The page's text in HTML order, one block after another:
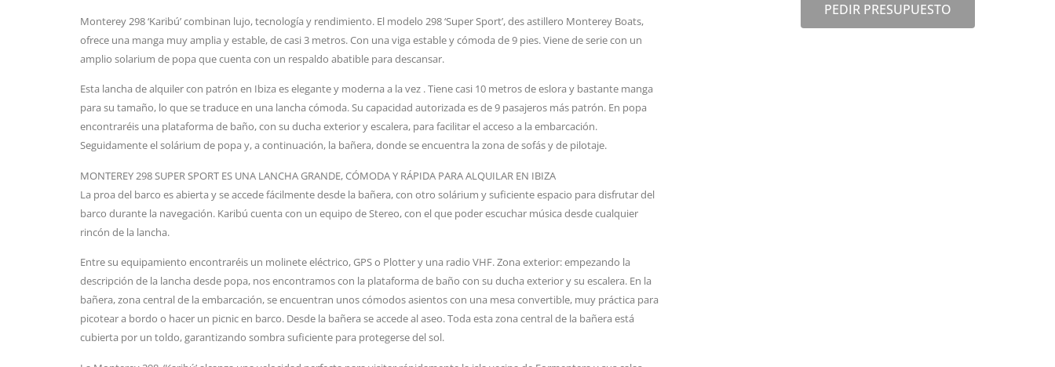
Monterey 298 ‘Karibú’ combinan lujo, tecnología y rendimiento. El modelo 298 ‘Super Sport’, des astillero Monterey Boats,
ofrece una manga muy amplia y estable, de casi 3 metros. Con una viga estable y cómoda de 9 pies. Viene de serie con un
amplio solarium de popa que cuenta con un respaldo abatible para descansar.
Esta lancha de alquiler con patrón en Ibiza es elegante y moderna a la vez . Tiene casi 10 metros de eslora y bastante manga
para su tamaño, lo que se traduce en una lancha cómoda. Su capacidad autorizada es de 9 pasajeros más patrón. En popa
encontraréis una plataforma de baño, con su ducha exterior y escalera, para facilitar el acceso a la embarcación.
Seguidamente el solárium de popa y, a continuación, la bañera, donde se encuentra la zona de sofás y de pilotaje.
MONTEREY 298 SUPER SPORT ES UNA LANCHA GRANDE, CÓMODA Y RÁPIDA PARA ALQUILAR EN IBIZA
La proa del barco es abierta y se accede fácilmente desde la bañera, con otro solárium y suficiente espacio para disfrutar del
barco durante la navegación. Karibú cuenta con un equipo de Stereo, con el que poder escuchar música desde cualquier
rincón de la lancha.
Entre su equipamiento encontraréis un molinete eléctrico, GPS o Plotter y una radio VHF. Zona exterior: empezando la
descripción de la lancha desde popa, nos encontramos con la plataforma de baño con su ducha exterior y su escalera. En la
bañera, zona central de la embarcación, se encuentran unos cómodos asientos con una mesa convertible, muy práctica para
picotear a bordo o hacer un picnic en barco. Desde la bañera se accede al aseo. Toda esta zona central de la bañera está
cubierta por un toldo, garantizando sombra suficiente para protegerse del sol.
PEDIR PRESUPUESTO